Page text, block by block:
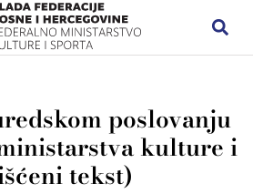
poslovanju
kulture i
tekst)